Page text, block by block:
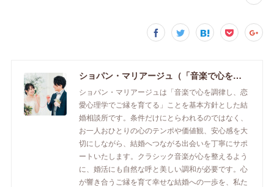
ショパン・マリアージュ（「音楽で心を調律し恋愛心理学でご縁を育てる」釧路市の結婚相談所）/ 全国結婚相談事業者連盟正規加盟店 / cherry-piano.com
ショパン・マリアージュは「音楽で心を調律し、恋
愛心理学でご縁を育てる」ことを基本方針とした結
婚相談所です。条件だけにとらわれるのではなく、
お一人おひとりの心のテンポや価値観、安心感を大
切にしながら、結婚へつながる出会いを丁寧にサポ
ートいたします。クラシック音楽が心を整えるよう
に、婚活にも自然な呼と美しい調和が必要です。心
が響き合うご縁を育て幸せな結婚への一歩を、私た